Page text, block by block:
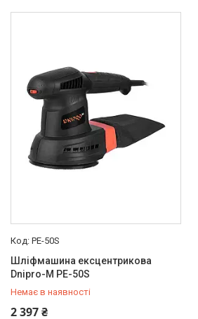
PE-50S
Шліфмашина ексцентрикова
Dnipro-M PE-50S
Немає в наявності
2 397 ₴
+380 (50) 579-79-28